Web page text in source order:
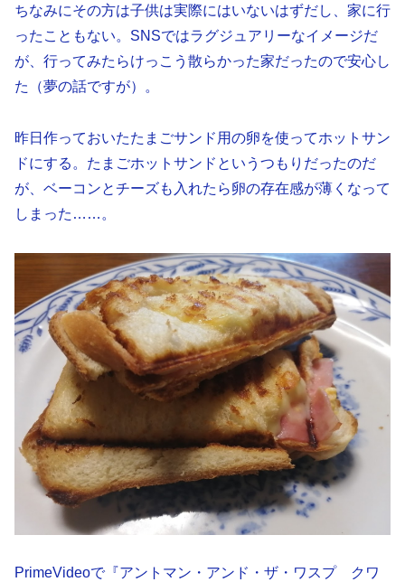
ちなみにその方は子供は実際にはいないはずだし、家に行
ったこともない。SNSではラグジュアリーなイメージだ
が、行ってみたらけっこう散らかった家だったので安心し
た（夢の話ですが）。
昨日作っておいたたまごサンド用の卵を使ってホットサン
ドにする。たまごホットサンドというつもりだったのだ
が、ベーコンとチーズも入れたら卵の存在感が薄くなって
しまった……。
PrimeVideoで『アントマン・アンド・ザ・ワスプ クワ